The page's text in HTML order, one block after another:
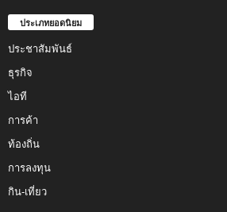
ประเภทยอดนิยม
ประชาสัมพันธ์
ธุรกิจ
ไอที
การค้า
ท้องถิ่น
การลงทุน
กิน-เที่ยว